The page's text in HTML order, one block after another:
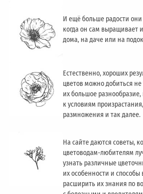
И ещё больше радости они
когда он сам выращивает
дома, на даче или на
Естественно, хороших
цветов можно добиться не
их большое
к условиям
размножения и так далее.
На сайте даются советы,
цветоводам-любителям
узнать различные
их особенности и
расширить их знания по